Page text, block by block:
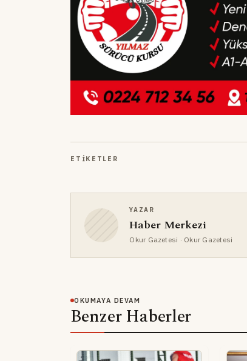
ETIKETLER
YAZAR
Haber Merkezi
Okur Gazetesi · Okur Gazetesi
OKUMAYA DEVAM
Benzer Haberler